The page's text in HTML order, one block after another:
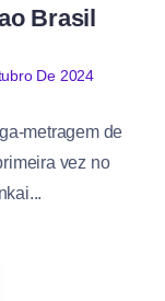
Brasil
De 2024
metragem de
vez no